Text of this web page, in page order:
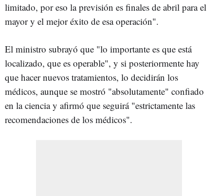
limitado, por eso la previsión es finales de abril para el
mayor y el mejor éxito de esa operación".
El ministro subrayó que "lo importante es que está
localizado, que es operable", y si posteriormente hay
que hacer nuevos tratamientos, lo decidirán los
médicos, aunque se mostró "absolutamente" confiado
en la ciencia y afirmó que seguirá "estrictamente las
recomendaciones de los médicos".